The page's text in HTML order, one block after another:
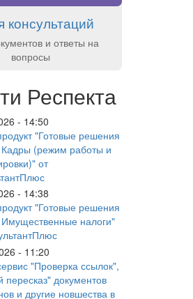
консультаций
и ответы на
вопросы
Респекта
- 14:50
"Готовые решения
(режим работы и
от
- 14:38
"Готовые решения
налоги"
- 11:20
"Проверка ссылок",
пересказ" документов
и другие новшества в